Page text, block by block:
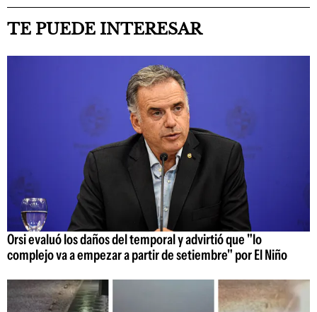
TE PUEDE INTERESAR
Orsi evaluó los daños del temporal y advirtió que "lo
complejo va a empezar a partir de setiembre" por El Niño